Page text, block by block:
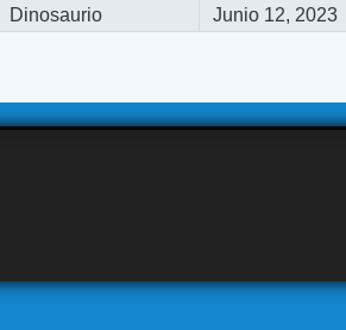
Dinosaurio Junio 12, 2023